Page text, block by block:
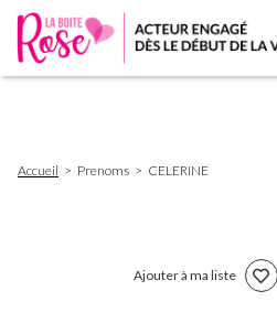
d'Ariane
Accueil Prenoms CELERINE
Ajouter à ma liste